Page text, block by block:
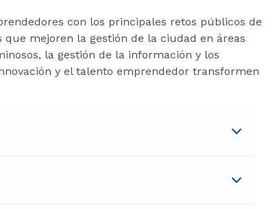
con los principales retos públicos de
mejoren la gestión de la ciudad en áreas
la gestión de la información y los
y el talento emprendedor transformen